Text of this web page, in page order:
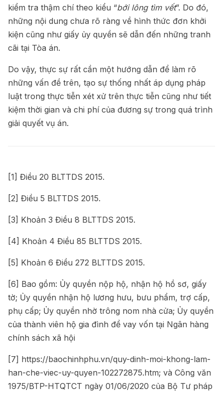
kiểm tra thậm chí theo kiểu “bới lông tìm vết”. Do đó,
những nội dung chưa rõ ràng về hình thức đơn khởi
kiện cũng như giấy ủy quyền sẽ dẫn đến những tranh
cãi tại Tòa án.
Do vậy, thực sự rất cần một hướng dẫn để làm rõ
những vấn đề trên, tạo sự thống nhất áp dụng pháp
luật trong thực tiễn xét xử trên thực tiễn cũng như tiết
kiệm thời gian và chi phí của đương sự trong quá trình
giải quyết vụ án.
[1] Điều 20 BLTTDS 2015.
[2] Điều 5 BLTTDS 2015.
[3] Khoản 3 Điều 8 BLTTDS 2015.
[4] Khoản 4 Điều 85 BLTTDS 2015.
[5] Khoản 6 Điều 272 BLTTDS 2015.
[6] Bao gồm: Ủy quyền nộp hộ, nhận hộ hồ sơ, giấy
tờ; Ủy quyền nhận hộ lương hưu, bưu phẩm, trợ cấp,
phụ cấp; Ủy quyền nhờ trông nom nhà cửa; Ủy quyền
của thành viên hộ gia đình để vay vốn tại Ngân hàng
chính sách xã hội
[7] https://baochinhphu.vn/quy-dinh-moi-khong-lam-
han-che-viec-uy-quyen-102272875.htm; và Công văn
1975/BTP-HTQTCT ngày 01/06/2020 của Bộ Tư pháp